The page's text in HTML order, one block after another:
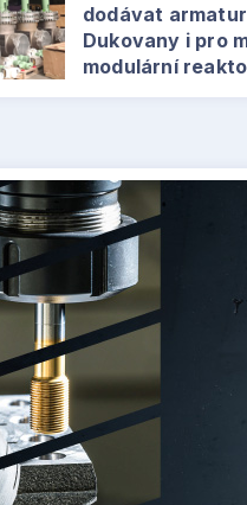
dodávat
Dukovany i pro
modulární